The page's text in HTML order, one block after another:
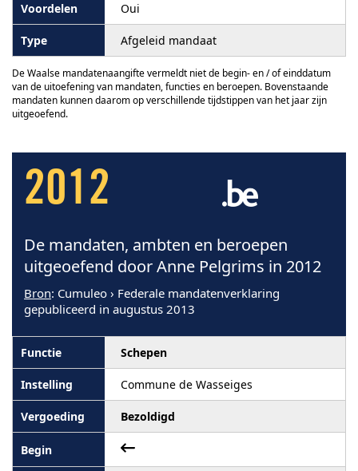
Oui
Afgeleid mandaat
De Waalse mandatenaangifte vermeldt niet de begin- en / of einddatum
van de uitoefening van mandaten, functies en beroepen. Bovenstaande
mandaten kunnen daarom op verschillende tijdstippen van het jaar zijn
uitgeoefend.
2012
De mandaten, ambten en beroepen
uitgeoefend door Anne Pelgrims in 2012
Bron: Cumuleo › Federale mandatenverklaring
gepubliceerd in augustus 2013
Schepen
Commune de Wasseiges
Bezoldigd